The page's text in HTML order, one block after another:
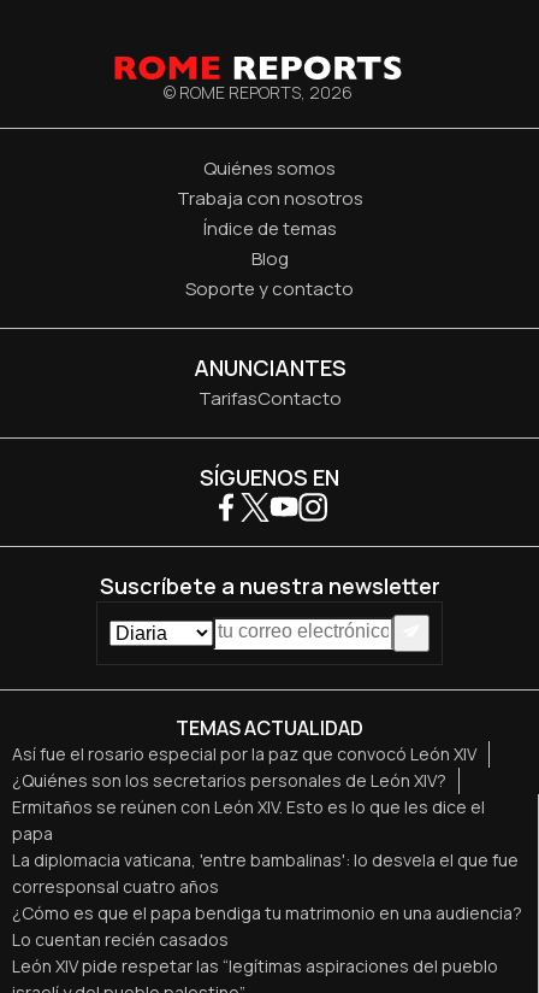
© ROME REPORTS, 2026
Quiénes somos
Trabaja con nosotros
Índice de temas
Blog
Soporte y contacto
ANUNCIANTES
TarifasContacto
TEMAS ACTUALIDAD
Así fue el rosario especial por la paz que convocó León XIV
¿Quiénes son los secretarios personales de León XIV?
Ermitaños se reúnen con León XIV. Esto es lo que les dice el
papa
La diplomacia vaticana, 'entre bambalinas': lo desvela el que fue
corresponsal cuatro años
¿Cómo es que el papa bendiga tu matrimonio en una audiencia?
Lo cuentan recién casados
León XIV pide respetar las “legítimas aspiraciones del pueblo
SÍGUENOS EN
Suscríbete a nuestra newsletter